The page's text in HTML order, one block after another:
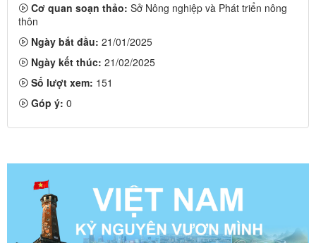
Cơ quan soạn thảo: Sở Nông nghiệp và Phát triển nông
thôn
Ngày bắt đầu: 21/01/2025
Ngày kết thúc: 21/02/2025
Số lượt xem: 151
Góp ý: 0